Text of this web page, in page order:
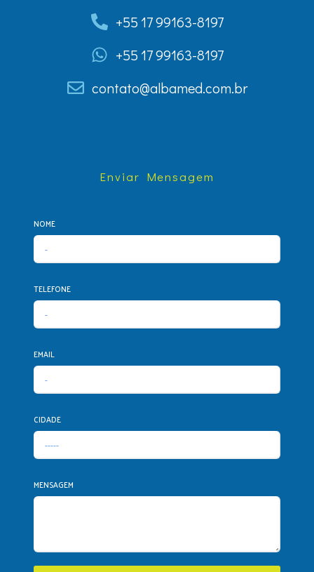
+55 17 99163-8197
+55 17 99163-8197
contato@albamed.com.br
Enviar Mensagem
NOME
TELEFONE
EMAIL
CIDADE
MENSAGEM